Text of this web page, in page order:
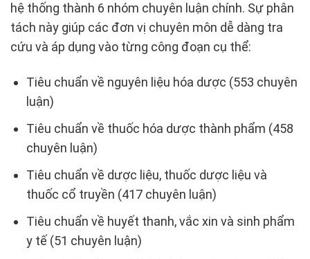
hệ thống thành 6 nhóm chuyên luận chính. Sự phân
tách này giúp các đơn vị chuyên môn dễ dàng tra
cứu và áp dụng vào từng công đoạn cụ thể:
Tiêu chuẩn về nguyên liệu hóa dược (553 chuyên
luận)
Tiêu chuẩn về thuốc hóa dược thành phẩm (458
chuyên luận)
Tiêu chuẩn về dược liệu, thuốc dược liệu và
thuốc cổ truyền (417 chuyên luận)
Tiêu chuẩn về huyết thanh, vắc xin và sinh phẩm
y tế (51 chuyên luận)